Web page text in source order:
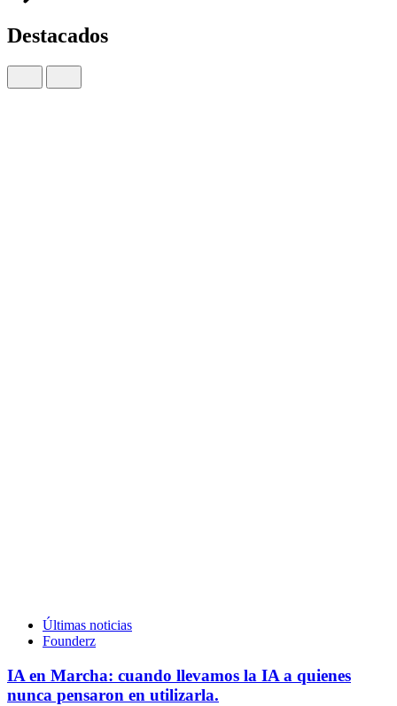
Destacados
Últimas noticias
Founderz
IA en Marcha: cuando llevamos la IA a quienes
nunca pensaron en utilizarla.